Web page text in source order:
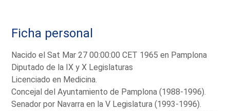
Ficha personal
Nacido el Sat Mar 27 00:00:00 CET 1965 en Pamplona
Diputado de la IX y X Legislaturas
Licenciado en Medicina.
Concejal del Ayuntamiento de Pamplona (1988-1996).
Senador por Navarra en la V Legislatura (1993-1996).